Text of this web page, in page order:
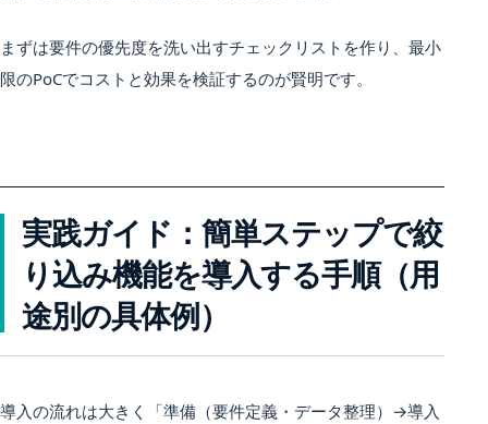
まずは要件の優先度を洗い出すチェックリストを作り、最小
限のPoCでコストと効果を検証するのが賢明です。
実践ガイド：簡単ステップで絞
り込み機能を導入する手順（用
途別の具体例）
導入の流れは大きく「準備（要件定義・データ整理）→導入